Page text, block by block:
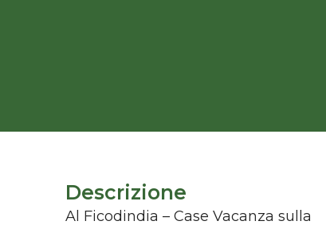
Descrizione
Al Ficodindia – Case Vacanza sulla